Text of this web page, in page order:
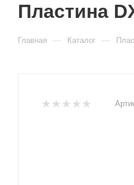
Пластина
Главная — Каталог —